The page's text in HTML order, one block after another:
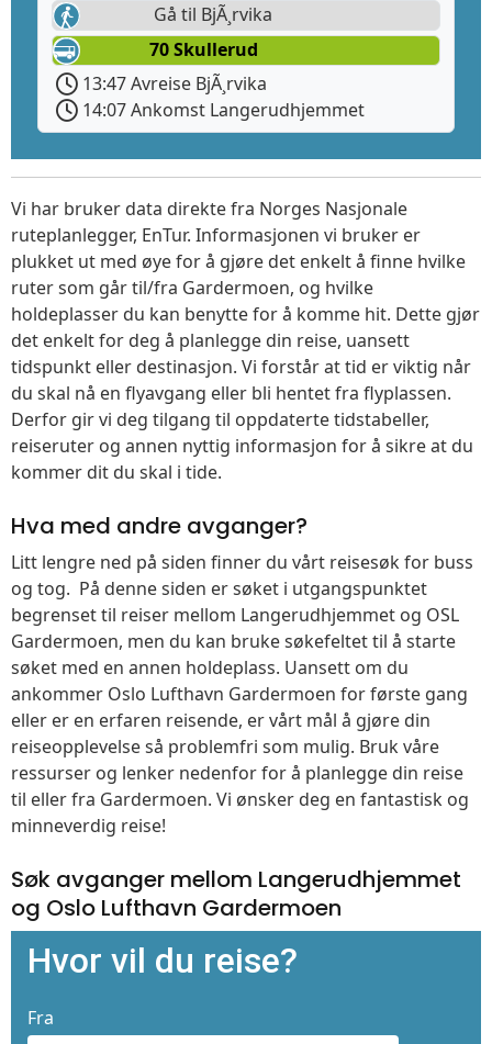
Gå til BjÃ¸rvika
70 Skullerud
13:47 Avreise BjÃ¸rvika
14:07 Ankomst Langerudhjemmet
Vi har bruker data direkte fra Norges Nasjonale
ruteplanlegger, EnTur. Informasjonen vi bruker er
plukket ut med øye for å gjøre det enkelt å finne hvilke
ruter som går til/fra Gardermoen, og hvilke
holdeplasser du kan benytte for å komme hit. Dette gjør
det enkelt for deg å planlegge din reise, uansett
tidspunkt eller destinasjon. Vi forstår at tid er viktig når
du skal nå en flyavgang eller bli hentet fra flyplassen.
Derfor gir vi deg tilgang til oppdaterte tidstabeller,
reiseruter og annen nyttig informasjon for å sikre at du
kommer dit du skal i tide.
Hva med andre avganger?
Litt lengre ned på siden finner du vårt reisesøk for buss
og tog. På denne siden er søket i utgangspunktet
begrenset til reiser mellom Langerudhjemmet og OSL
Gardermoen, men du kan bruke søkefeltet til å starte
søket med en annen holdeplass. Uansett om du
ankommer Oslo Lufthavn Gardermoen for første gang
eller er en erfaren reisende, er vårt mål å gjøre din
reiseopplevelse så problemfri som mulig. Bruk våre
ressurser og lenker nedenfor for å planlegge din reise
til eller fra Gardermoen. Vi ønsker deg en fantastisk og
minneverdig reise!
Søk avganger mellom Langerudhjemmet
og Oslo Lufthavn Gardermoen
Hvor vil du reise?
Fra